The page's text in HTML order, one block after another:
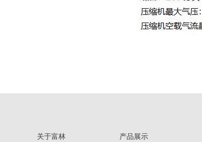
关于富林 产品展示